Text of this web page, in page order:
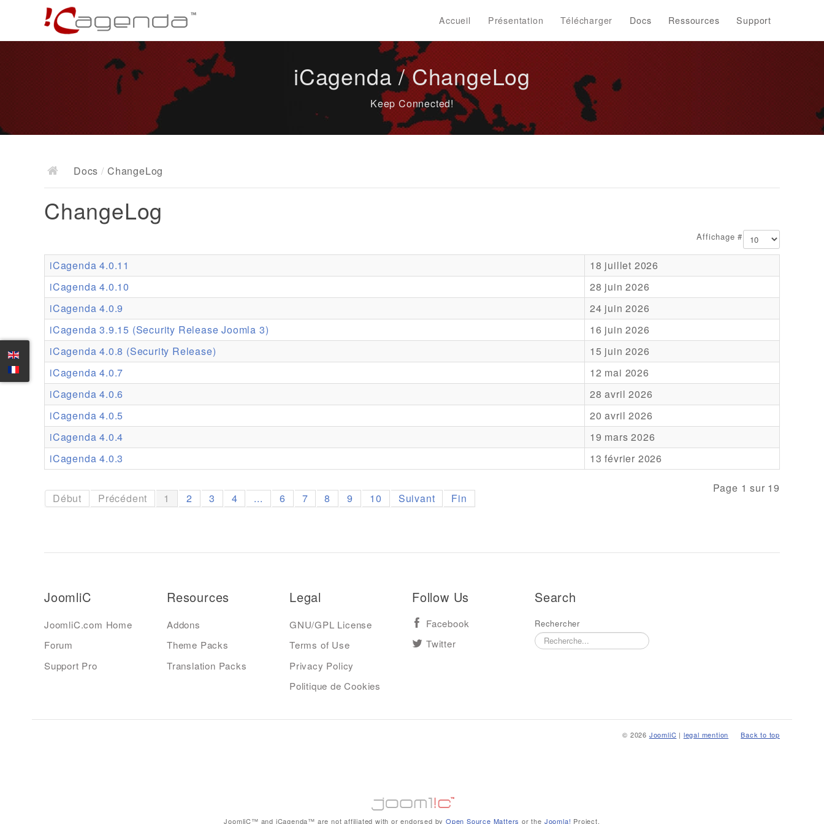
Accueil Présentation Télécharger Docs Ressources Support
iCagenda / ChangeLog
Keep Connected!
Docs / ChangeLog
ChangeLog
Affichage #
iCagenda 4.0.11
18 juillet 2026
iCagenda 4.0.10
28 juin 2026
iCagenda 4.0.9
24 juin 2026
iCagenda 3.9.15 (Security Release Joomla 3)
16 juin 2026
iCagenda 4.0.8 (Security Release)
15 juin 2026
iCagenda 4.0.7
12 mai 2026
iCagenda 4.0.6
28 avril 2026
iCagenda 4.0.5
20 avril 2026
iCagenda 4.0.4
19 mars 2026
iCagenda 4.0.3
13 février 2026
Page 1 sur 19
Début Précédent 1 2 3 4 ... 6 7 8 9 10 Suivant Fin
JoomliC
JoomliC.com Home
Forum
Support Pro
Resources
Addons
Theme Packs
Translation Packs
Legal
GNU/GPL License
Terms of Use
Privacy Policy
Politique de Cookies
Follow Us
Facebook
Twitter
Search
Rechercher
Back to top
© 2026 JoomliC | legal mention
JoomliC™ and iCagenda™ are not affiliated with or endorsed byOpen Source Matters or the Joomla! Project.